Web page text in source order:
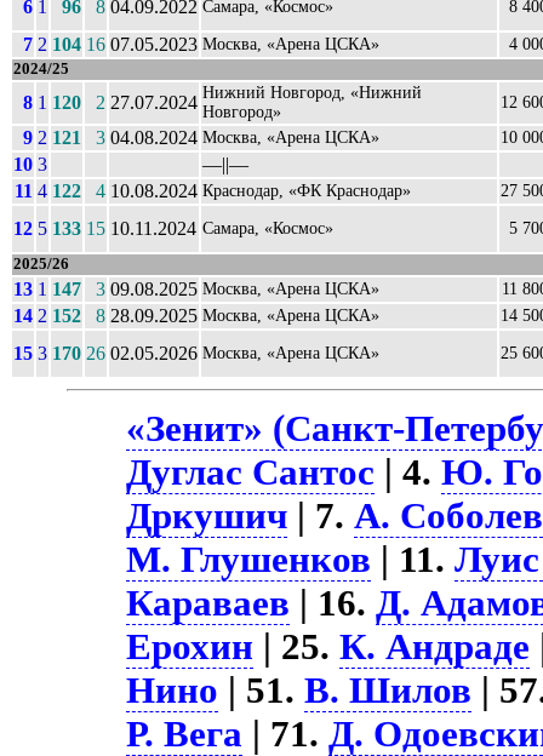
6 1 96 8 04.09.2022 Самара, «Космос» 8
7 2 104 16 07.05.2023 Москва, «Арена ЦСКА» 4
2024/25
8 1 120 2 27.07.2024 Нижний Новгород, «Нижний
Новгород»
12
9 2 121 3 04.08.2024 Москва, «Арена ЦСКА» 10
10 3
––||––
11 4 122 4 10.08.2024 Краснодар, «ФК Краснодар» 27
12 5 133 15 10.11.2024 Самара, «Космос» 5
2025/26
13 1 147 3 09.08.2025 Москва, «Арена ЦСКА» 11
14 2 152 8 28.09.2025 Москва, «Арена ЦСКА» 14
15 3 170 26 02.05.2026 Москва, «Арена ЦСКА» 25
«Зенит» (Санкт-
Дуглас Сантос | 4.Ю.
Дркушич | 7.А. Соболев
М. Глушенков | 11.
Караваев | 16.Д.
Ерохин | 25.К. Андраде
Нино | 51.В. Шилов |
Р. Вега | 71.Д.